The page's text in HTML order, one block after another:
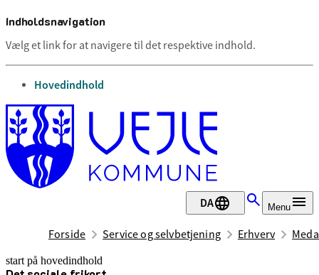
Indholdsnavigation
Vælg et link for at navigere til det respektive indhold.
gå til
Hovedindhold
DA Menu
Forside Service og selvbetjening Erhverv
start på hovedindhold